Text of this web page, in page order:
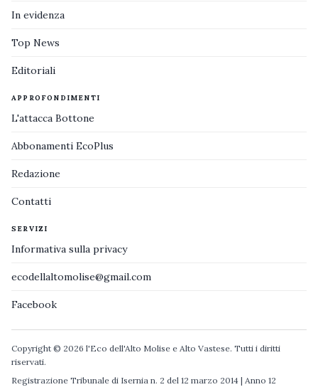
In evidenza
Top News
Editoriali
APPROFONDIMENTI
L'attacca Bottone
Abbonamenti EcoPlus
Redazione
Contatti
SERVIZI
Informativa sulla privacy
ecodellaltomolise@gmail.com
Facebook
Copyright © 2026 l'Eco dell'Alto Molise e Alto Vastese. Tutti i diritti
riservati.
Registrazione Tribunale di Isernia n. 2 del 12 marzo 2014 | Anno 12